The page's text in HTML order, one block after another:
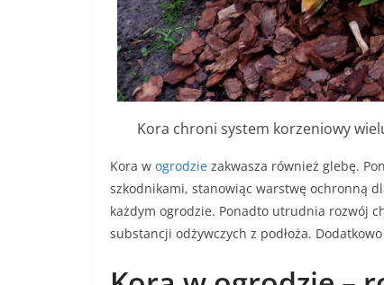
Kora chroni system korzeniowy
Kora w ogrodzie zakwasza również glebę.
szkodnikami, stanowiąc warstwę ochronną
każdym ogrodzie. Ponadto utrudnia rozwój
substancji odżywczych z podłoża.